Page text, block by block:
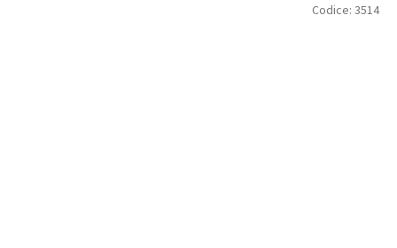
Codice: 3514